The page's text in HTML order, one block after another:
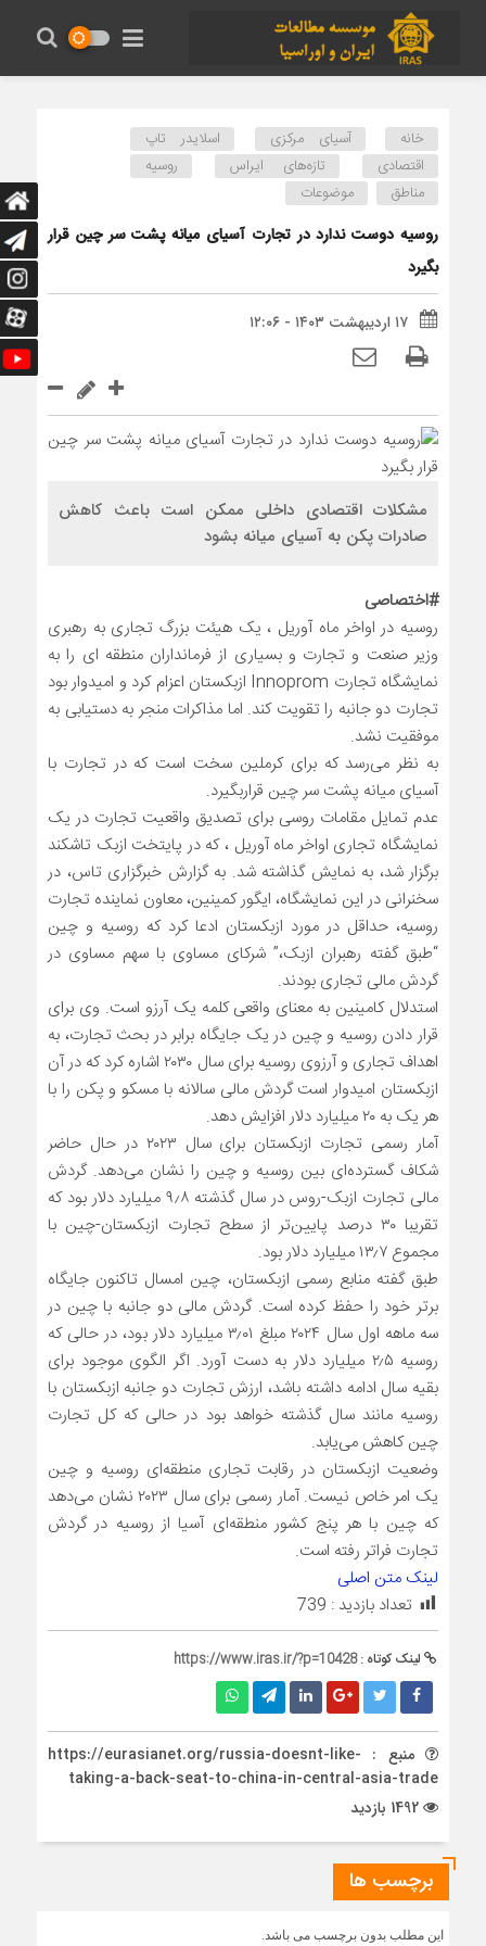
خانه آسیای مرکزی
اسلایدر تاپ
اقتصادی
تازه‌های ایراس
روسیه
مناطق
موضوعات
روسیه دوست ندارد در تجارت آسیای میانه پشت سر چین قرار
بگیرد
۱۷ اردیبهشت ۱۴۰۳ - ۱۲:۰۶
مشکلات اقتصادی داخلی ممکن است باعث کاهش
صادرات پکن به آسیای میانه بشود
#اختصاصی
روسیه در اواخر ماه آوریل ، یک هیئت بزرگ تجاری به رهبری
وزیر صنعت و تجارت و بسیاری از فرمانداران منطقه ای را به
نمایشگاه تجارت Innoprom ازبکستان اعزام کرد و امیدوار بود
تجارت دو جانبه را تقویت کند. اما مذاکرات منجر به دستیابی به
موفقیت نشد.
به نظر می‌رسد که برای کرملین سخت است که در تجارت با
آسیای میانه پشت سر چین قراربگیرد.
عدم تمایل مقامات روسی برای تصدیق واقعیت تجارت در یک
نمایشگاه تجاری اواخر ماه آوریل ، که در پایتخت ازبک تاشکند
برگزار شد، به نمایش گذاشته شد. به گزارش خبرگزاری تاس، در
سخنرانی در این نمایشگاه، ایگور کمینین، معاون نماینده تجارت
روسیه، حداقل در مورد ازبکستان ادعا کرد که روسیه و چین
“طبق گفته رهبران ازبک،” شرکای مساوی با سهم مساوی در
گردش مالی تجاری بودند.
استدلال کامینین به معنای واقعی کلمه یک آرزو است. وی برای
قرار دادن روسیه و چین در یک جایگاه برابر در بحث تجارت، به
اهداف تجاری و آرزوی روسیه برای سال ۲۰۳۰ اشاره کرد که در آن
ازبکستان امیدوار است گردش مالی سالانه با مسکو و پکن را با
هر یک به ۲۰ میلیارد دلار افزایش دهد.
آمار رسمی تجارت ازبکستان برای سال ۲۰۲۳ در حال حاضر
شکاف گسترده‌ای بین روسیه و چین را نشان می‌دهد. گردش
مالی تجارت ازبک-روس در سال گذشته ۹٫۸ میلیارد دلار بود که
تقریبا ۳۰ درصد پایین‌تر از سطح تجارت ازبکستان-چین با
مجموع ۱۳٫۷ میلیارد دلار بود.
طبق گفته منابع رسمی ازبکستان، چین امسال تاکنون جایگاه
برتر خود را حفظ کرده است. گردش مالی دو جانبه با چین در
سه ماهه اول سال ۲۰۲۴ مبلغ ۳٫۰۱ میلیارد دلار بود، در حالی که
روسیه ۲٫۵ میلیارد دلار به دست آورد. اگر الگوی موجود برای
بقیه سال ادامه داشته باشد، ارزش تجارت دو جانبه ازبکستان با
روسیه مانند سال گذشته خواهد بود در حالی که کل تجارت
چین کاهش می‌یابد.
وضعیت ازبکستان در رقابت تجاری منطقه‌ای روسیه و چین
یک امر خاص نیست. آمار رسمی برای سال ۲۰۲۳ نشان می‌دهد
که چین با هر پنج کشور منطقه‌ای آسیا از روسیه در گردش
تجارت فراتر رفته است.
لینک متن اصلی
تعداد بازدید : 739
لینک کوتاه :https://www.iras.ir/?p=10428
منبع : https://eurasianet.org/russia-doesnt-like-
taking-a-back-seat-to-china-in-central-asia-trade
برچسب ها
این مطلب بدون برچسب می باشد.